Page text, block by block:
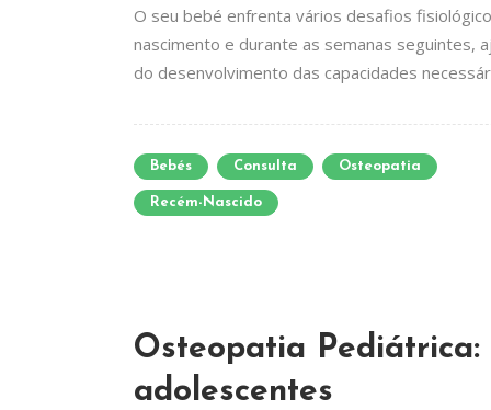
O seu bebé enfrenta vários desafios
nascimento e durante as semanas seguintes,
do desenvolvimento das capacidades
Bebés Consulta Osteopatia
Recém-Nascido
Osteopatia
adolescentes